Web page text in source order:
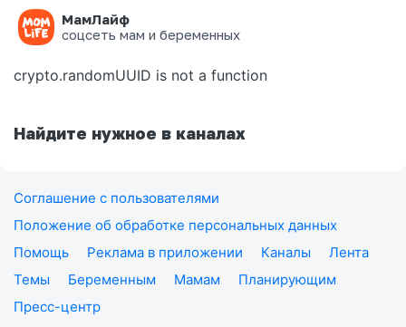
МамЛайф
соцсеть мам и беременных
Ошибка на странице
crypto.randomUUID is not a function
Найдите нужное в каналах
Соглашение с пользователями
Положение об обработке персональных данных
Помощь
Реклама в приложении Каналы
Лента
Темы
Беременным Мамам
Планирующим
Пресс-центр